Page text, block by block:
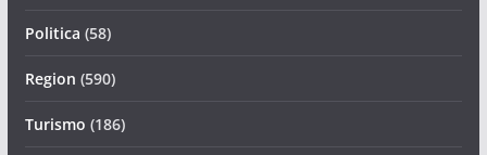
Politica (58)
Region (590)
Turismo (186)